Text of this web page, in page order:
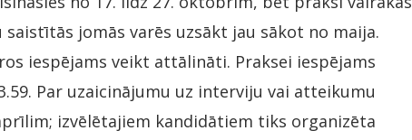
jomās varēs uzsākt jau sākot no maija.
iespējams veikt attālināti. Praksei iespējams
Par uzaicinājumu uz interviju vai atteikumu
izvēlētajiem kandidātiem tiks organizēta